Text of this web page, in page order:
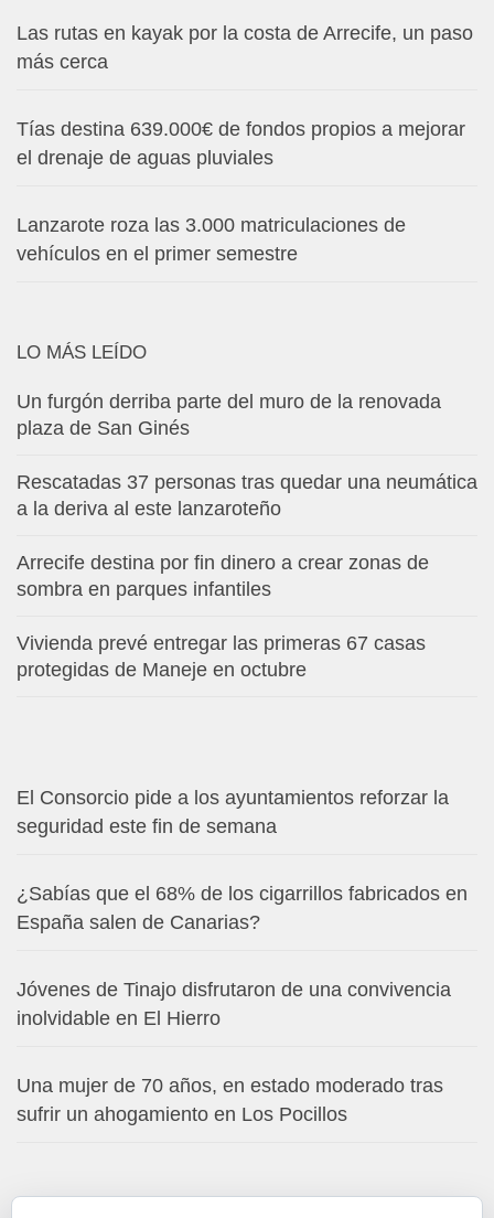
Las rutas en kayak por la costa de Arrecife, un paso
más cerca
Tías destina 639.000€ de fondos propios a mejorar
el drenaje de aguas pluviales
Lanzarote roza las 3.000 matriculaciones de
vehículos en el primer semestre
LO MÁS LEÍDO
Un furgón derriba parte del muro de la renovada
plaza de San Ginés
Rescatadas 37 personas tras quedar una neumática
a la deriva al este lanzaroteño
Arrecife destina por fin dinero a crear zonas de
sombra en parques infantiles
Vivienda prevé entregar las primeras 67 casas
protegidas de Maneje en octubre
El Consorcio pide a los ayuntamientos reforzar la
seguridad este fin de semana
¿Sabías que el 68% de los cigarrillos fabricados en
España salen de Canarias?
Jóvenes de Tinajo disfrutaron de una convivencia
inolvidable en El Hierro
Una mujer de 70 años, en estado moderado tras
sufrir un ahogamiento en Los Pocillos